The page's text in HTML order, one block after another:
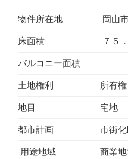
物件所在地 岡山
床面積 ７５
バルコニー面積
土地権利 所有権
地目 宅地
都市計画 市街
用途地域 商業